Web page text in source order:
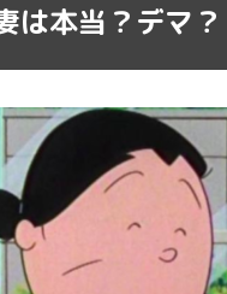
は本当？デマ？